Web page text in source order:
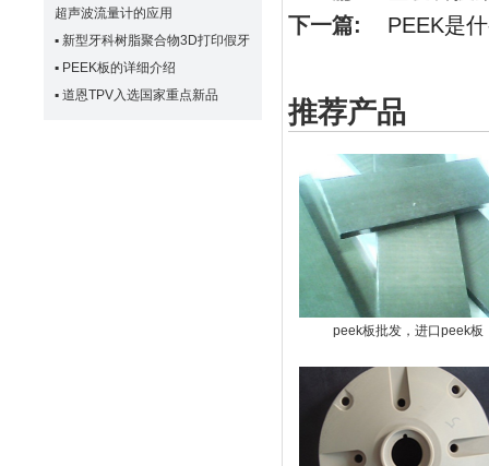
超声波流量计的应用
▪ 新型牙科树脂聚合物3D打印假牙
▪ PEEK板的详细介绍
▪ 道恩TPV入选国家重点新品
下一篇: PEEK是
推荐产品
peek板批发，进口peek板